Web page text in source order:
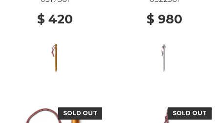
$ 420 $ 980
SOLD OUT SOLD OUT